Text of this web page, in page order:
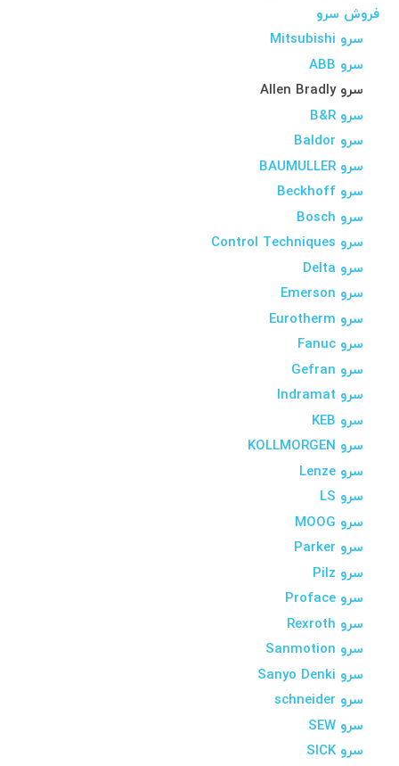
فروش سرو
سرو Mitsubishi
سرو ABB
سرو Allen Bradly
سرو B&R
سرو Baldor
سرو BAUMULLER
سرو Beckhoff
سرو Bosch
سرو Control Techniques
سرو Delta
سرو Emerson
سرو Eurotherm
سرو Fanuc
سرو Gefran
سرو Indramat
سرو KEB
سرو KOLLMORGEN
سرو Lenze
سرو LS
سرو MOOG
سرو Parker
سرو Pilz
سرو Proface
سرو Rexroth
سرو Sanmotion
سرو Sanyo Denki
سرو schneider
سرو SEW
سرو SICK